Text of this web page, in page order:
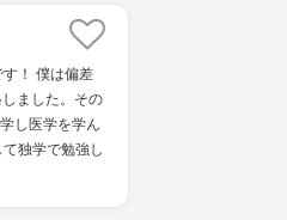
！ 僕は偏差
ました。その
し医学を学ん
独学で勉強し